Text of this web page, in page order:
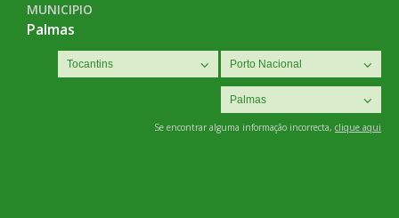
MUNICIPIO
Palmas
Se encontrar alguma informação incorrecta, clique aqui